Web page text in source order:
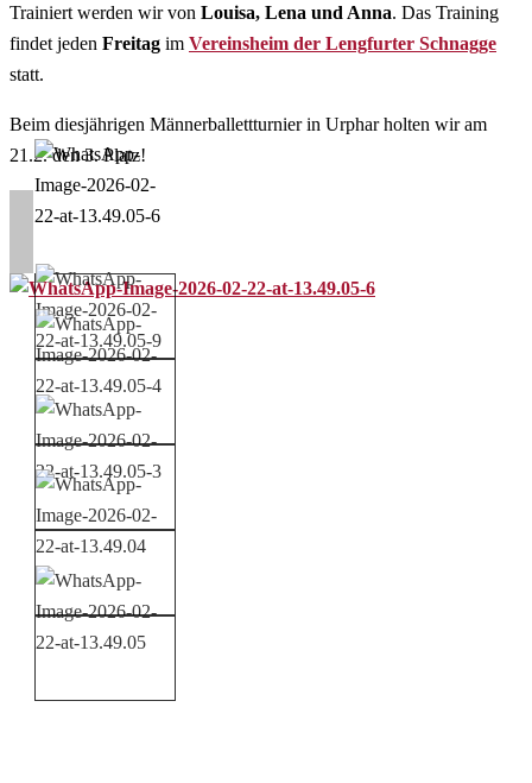
Trainiert werden wir von Louisa, Lena und Anna. Das Training
findet jeden Freitag im Vereinsheim der Lengfurter Schnagge
statt.
Beim diesjährigen Männerballettturnier in Urphar holten wir am
21.2. den 3. Platz!